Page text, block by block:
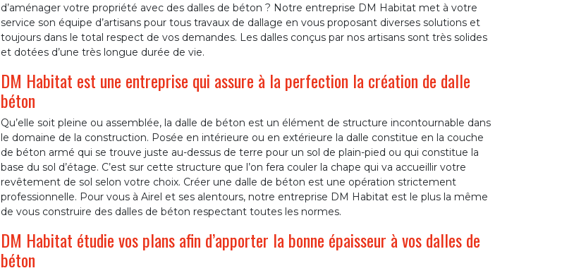
d’aménager votre propriété avec des dalles de béton ? Notre entreprise DM Habitat met à votre
service son équipe d’artisans pour tous travaux de dallage en vous proposant diverses solutions et
toujours dans le total respect de vos demandes. Les dalles conçus par nos artisans sont très solides
et dotées d’une très longue durée de vie.
DM Habitat est une entreprise qui assure à la perfection la création de dalle
béton
Qu’elle soit pleine ou assemblée, la dalle de béton est un élément de structure incontournable dans
le domaine de la construction. Posée en intérieure ou en extérieure la dalle constitue en la couche
de béton armé qui se trouve juste au-dessus de terre pour un sol de plain-pied ou qui constitue la
base du sol d’étage. C’est sur cette structure que l’on fera couler la chape qui va accueillir votre
revêtement de sol selon votre choix. Créer une dalle de béton est une opération strictement
professionnelle. Pour vous à Airel et ses alentours, notre entreprise DM Habitat est le plus la même
de vous construire des dalles de béton respectant toutes les normes.
DM Habitat étudie vos plans afin d’apporter la bonne épaisseur à vos dalles de
béton